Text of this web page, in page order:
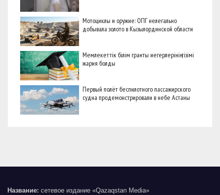
Мотоциклы и оружие: ОПГ нелегально
добывала золото в Кызылординской области
Мемлекеттік білім гранты иегерлерінің тізімі
жария болды
Первый полёт беспилотного пассажирского
судна продемонстрировали в небе Астаны
Название: сетевое издание «Qazaqstan Media»